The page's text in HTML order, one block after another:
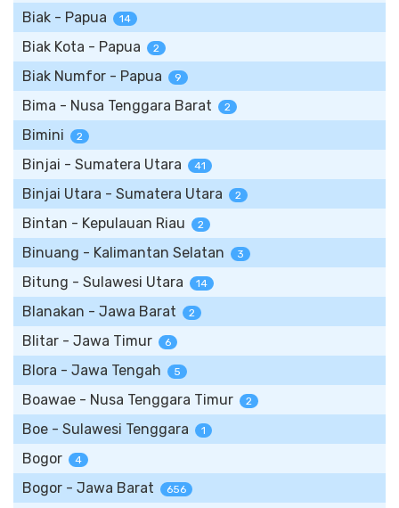
Biak - Papua 14
Biak Kota - Papua 2
Biak Numfor - Papua 9
Bima - Nusa Tenggara Barat 2
Bimini 2
Binjai - Sumatera Utara 41
Binjai Utara - Sumatera Utara 2
Bintan - Kepulauan Riau 2
Binuang - Kalimantan Selatan 3
Bitung - Sulawesi Utara 14
Blanakan - Jawa Barat 2
Blitar - Jawa Timur 6
Blora - Jawa Tengah 5
Boawae - Nusa Tenggara Timur 2
Boe - Sulawesi Tenggara 1
Bogor 4
Bogor - Jawa Barat 656